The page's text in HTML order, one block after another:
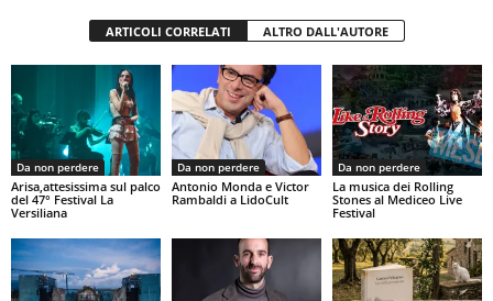
ARTICOLI CORRELATI ALTRO DALL'AUTORE
Da non perdere
Arisa,attesissima sul palco
del 47° Festival La
Versiliana
Da non perdere
Antonio Monda e Victor
Rambaldi a LidoCult
Da non perdere
La musica dei Rolling
Stones al Mediceo Live
Festival